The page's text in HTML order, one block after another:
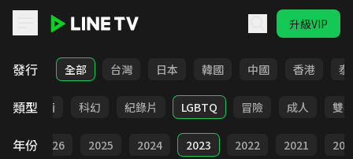
升級VIP
LINE TV - 電影
發行 全部 台灣 日本 韓國 中國 香港 泰
類型劇情 科幻 紀錄片 LGBTQ 冒險 成人 雙
年份
部 2026 2025 2024 2023 2022 2021